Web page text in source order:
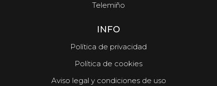
Telemiño
INFO
Política de privacidad
Política de cookies
Aviso legal y condiciones de uso